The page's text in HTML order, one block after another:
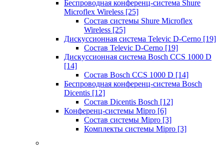
Беспроводная конференц-система Shure
Microflex Wireless [25]
Состав системы Shure Microflex
Wireless [25]
Дискуссионная система Televic D-Cerno [19]
Состав Televic D-Cerno [19]
Дискуссионная система Bosch CCS 1000 D
[14]
Состав Bosch CCS 1000 D [14]
Беспроводная конференц-система Bosch
Dicentis [12]
Состав Dicentis Bosch [12]
Конференц-системы Mipro [6]
Состав системы Mipro [3]
Комплекты системы Mipro [3]